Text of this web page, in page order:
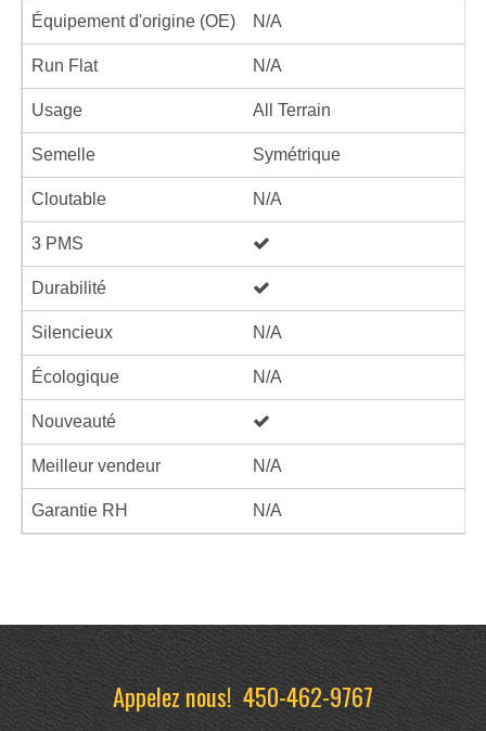
Équipement d'origine (OE) N/A
Run Flat N/A
Usage All Terrain
Semelle Symétrique
Cloutable N/A
3 PMS
Durabilité
Silencieux N/A
Écologique N/A
Nouveauté
Meilleur vendeur N/A
Garantie RH N/A
Appelez nous!450-462-9767